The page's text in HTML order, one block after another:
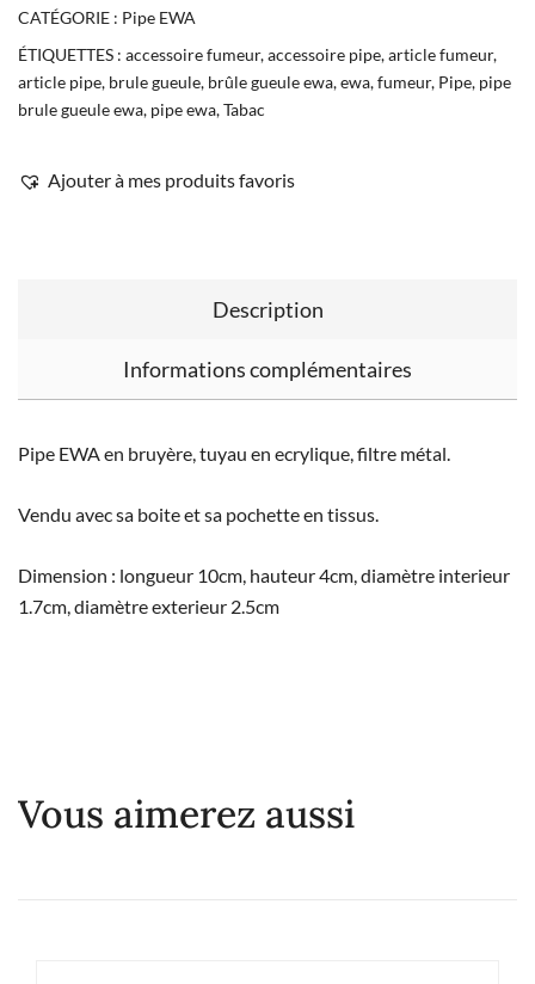
CATÉGORIE : Pipe EWA
ÉTIQUETTES : accessoire fumeur,accessoire pipe,article fumeur,
article pipe, brule gueule, brûle gueule ewa,ewa,fumeur, Pipe, pipe
brule gueule ewa, pipe ewa,Tabac
Ajouter à mes produits favoris
Description
Informations complémentaires
Pipe EWA en bruyère, tuyau en ecrylique, filtre métal.
Vendu avec sa boite et sa pochette en tissus.
Dimension : longueur 10cm, hauteur 4cm, diamètre interieur
1.7cm, diamètre exterieur 2.5cm
Vous aimerez aussi